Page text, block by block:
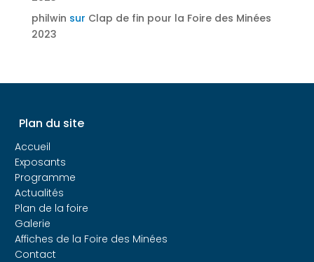
philwin sur Clap de fin pour la Foire des Minées
2023
Plan du site
Accueil
Exposants
Programme
Actualités
Plan de la foire
Galerie
Affiches de la Foire des Minées
Contact